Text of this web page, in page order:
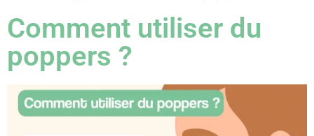
Comment utiliser du
poppers ?